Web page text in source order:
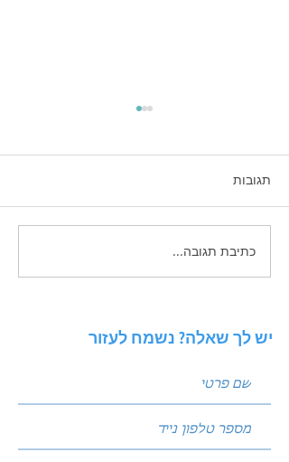
איך לכתוב פוסטים שמביאים
תגובות
כתיבת תגובה...
יש לך שאלה? נשמח לעזור